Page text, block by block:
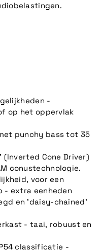
-
op het oppervlak
punchy bass tot 35
(Inverted Cone Driver)
conustechnologie.
voor een
- extra eenheden
en 'daisy-chained'
- taai, robuust en
classificatie -